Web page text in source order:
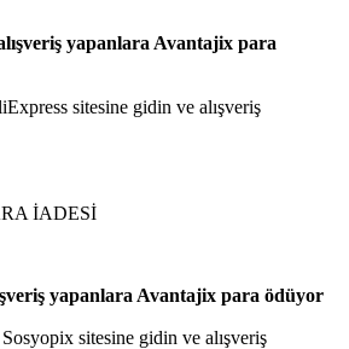
yapanlara Avantajix para
sitesine gidin ve alışveriş
İADESİ
yapanlara Avantajix para ödüyor
sitesine gidin ve alışveriş